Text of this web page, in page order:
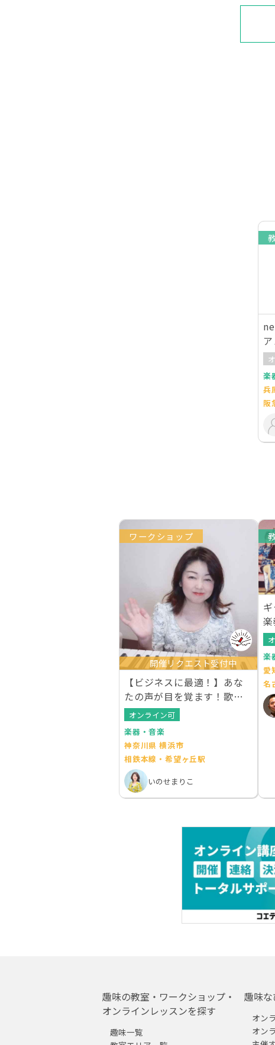
楽
兵
阪
ワークショップ
開催リクエスト受付中
【ビジネスに最適！】あな
たの声が目を覚ます！歌わ
ないボイストレーニング
オンライン可
楽器・音楽
神奈川県 横浜市
相鉄本線・希望ヶ丘駅
いのせまりこ
楽
愛
名
趣味の教室・ワークショップ・
オンラインレッスンを探す
趣味一覧
趣味
オン
オン